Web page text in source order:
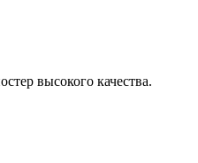
высокого качества.